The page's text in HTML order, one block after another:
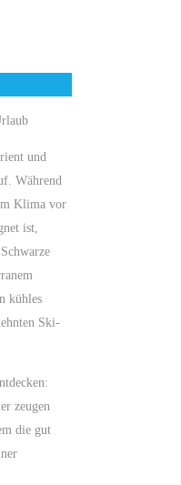
und
Während
Klima vor
ist,
kühles
Ski-
zeugen
die gut